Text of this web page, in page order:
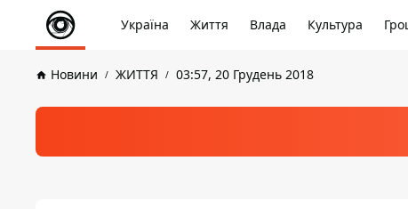
Україна Життя Влада Культура
Новини ЖИТТЯ 03:57, 20 Грудень 2018